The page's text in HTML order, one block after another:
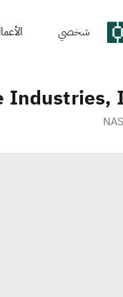
شخصي
Industries,